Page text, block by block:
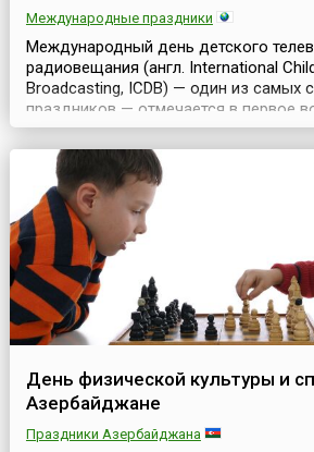
Международные праздники
Международный день детского
радиовещания (англ. International
Broadcasting, ICDB) — один из самых
праздников — отмечается в первое
Он был введен ЮНИСЕФ в 1991 году
забывать о маленьких и самых
телезрителях. Ежегодно в первое
ведущие теле- и радиокомпании
эфи...
День физической культуры и
Азербайджане
Праздники Азербайджана